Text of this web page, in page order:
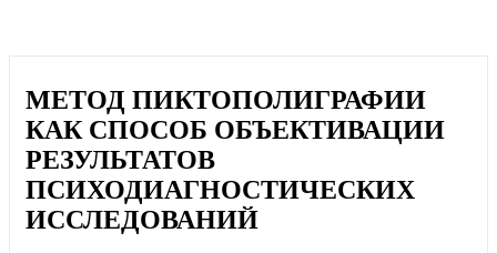
МЕТОД ПИКТОПОЛИГРАФИИ
КАК СПОСОБ ОБЪЕКТИВАЦИИ
РЕЗУЛЬТАТОВ
ПСИХОДИАГНОСТИЧЕСКИХ
ИССЛЕДОВАНИЙ